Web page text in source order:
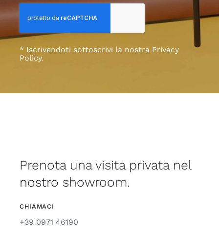
* Iscrivendoti sottoscrivi la nostra Privacy
Policy.
Prenota una visita privata nel
nostro showroom.
CHIAMACI
+39 0971 46190